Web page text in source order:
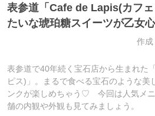
表参道「Cafe de Lapis(カフ
たいな琥珀糖スイーツが乙女
作成
表参道で40年続く宝石店から生まれた
ピス)」。まるで食べる宝石のような美
ンクが楽しめちゃう♡ 今回は人気メ
舗の内観や外観も見てみましょう。